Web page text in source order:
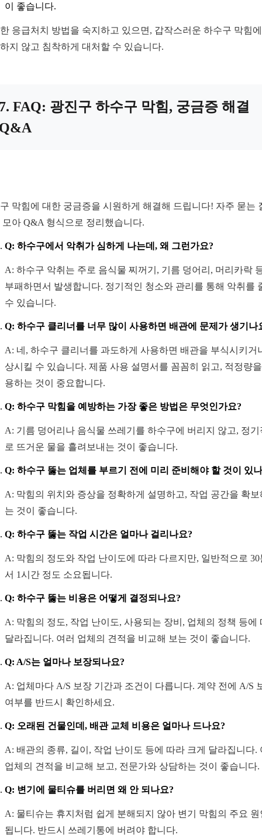
이 좋습니다.
응급처치 방법을 숙지하고 있으면, 갑작스러운 하수구 막힘
지 않고 침착하게 대처할 수 있습니다.
FAQ: 광진구 하수구 막힘, 궁금증 해결
막힘에 대한 궁금증을 시원하게 해결해 드립니다! 자주 묻는
모아 Q&A 형식으로 정리했습니다.
Q: 하수구에서 악취가 심하게 나는데, 왜 그런가요?
A: 하수구 악취는 주로 음식물 찌꺼기, 기름 덩어리, 머리카락
부패하면서 발생합니다. 정기적인 청소와 관리를 통해 악취를
수 있습니다.
Q: 하수구 클리너를 너무 많이 사용하면 배관에 문제가 생기나
A: 네, 하수구 클리너를 과도하게 사용하면 배관을 부식시키거
상시킬 수 있습니다. 제품 사용 설명서를 꼼꼼히 읽고, 적정량
용하는 것이 중요합니다.
Q: 하수구 막힘을 예방하는 가장 좋은 방법은 무엇인가요?
A: 기름 덩어리나 음식물 쓰레기를 하수구에 버리지 않고, 정기
로 뜨거운 물을 흘려보내는 것이 좋습니다.
Q: 하수구 뚫는 업체를 부르기 전에 미리 준비해야 할 것이 있
A: 막힘의 위치와 증상을 정확하게 설명하고, 작업 공간을 확보
는 것이 좋습니다.
Q: 하수구 뚫는 작업 시간은 얼마나 걸리나요?
A: 막힘의 정도와 작업 난이도에 따라 다르지만, 일반적으로 30
서 1시간 정도 소요됩니다.
Q: 하수구 뚫는 비용은 어떻게 결정되나요?
A: 막힘의 정도, 작업 난이도, 사용되는 장비, 업체의 정책 등에
달라집니다. 여러 업체의 견적을 비교해 보는 것이 좋습니다.
Q: A/S는 얼마나 보장되나요?
A: 업체마다 A/S 보장 기간과 조건이 다릅니다. 계약 전에 A/S
여부를 반드시 확인하세요.
Q: 오래된 건물인데, 배관 교체 비용은 얼마나 드나요?
A: 배관의 종류, 길이, 작업 난이도 등에 따라 크게 달라집니다.
업체의 견적을 비교해 보고, 전문가와 상담하는 것이 좋습니다.
Q: 변기에 물티슈를 버리면 왜 안 되나요?
A: 물티슈는 휴지처럼 쉽게 분해되지 않아 변기 막힘의 주요 원
됩니다. 반드시 쓰레기통에 버려야 합니다.